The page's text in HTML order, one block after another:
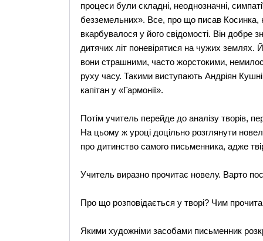
процеси були складні, неоднозначні,
безземельних». Все, про що писав Косинка,
вкарбувалося у його свідомості. Він
дитячих літ поневірятися на чужих землях.
вони страшними, часто жорстокими,
руху часу. Такими виступають Андріян
капітан у «Гармонії».
Потім учитель перейде до аналізу творів,
На цьому ж уроці доцільно розглянути
про дитинство самого письменника, адже
Учитель виразно прочитає новелу. Варто
Про що розповідається у творі? Чим
Якими художніми засобами письменник